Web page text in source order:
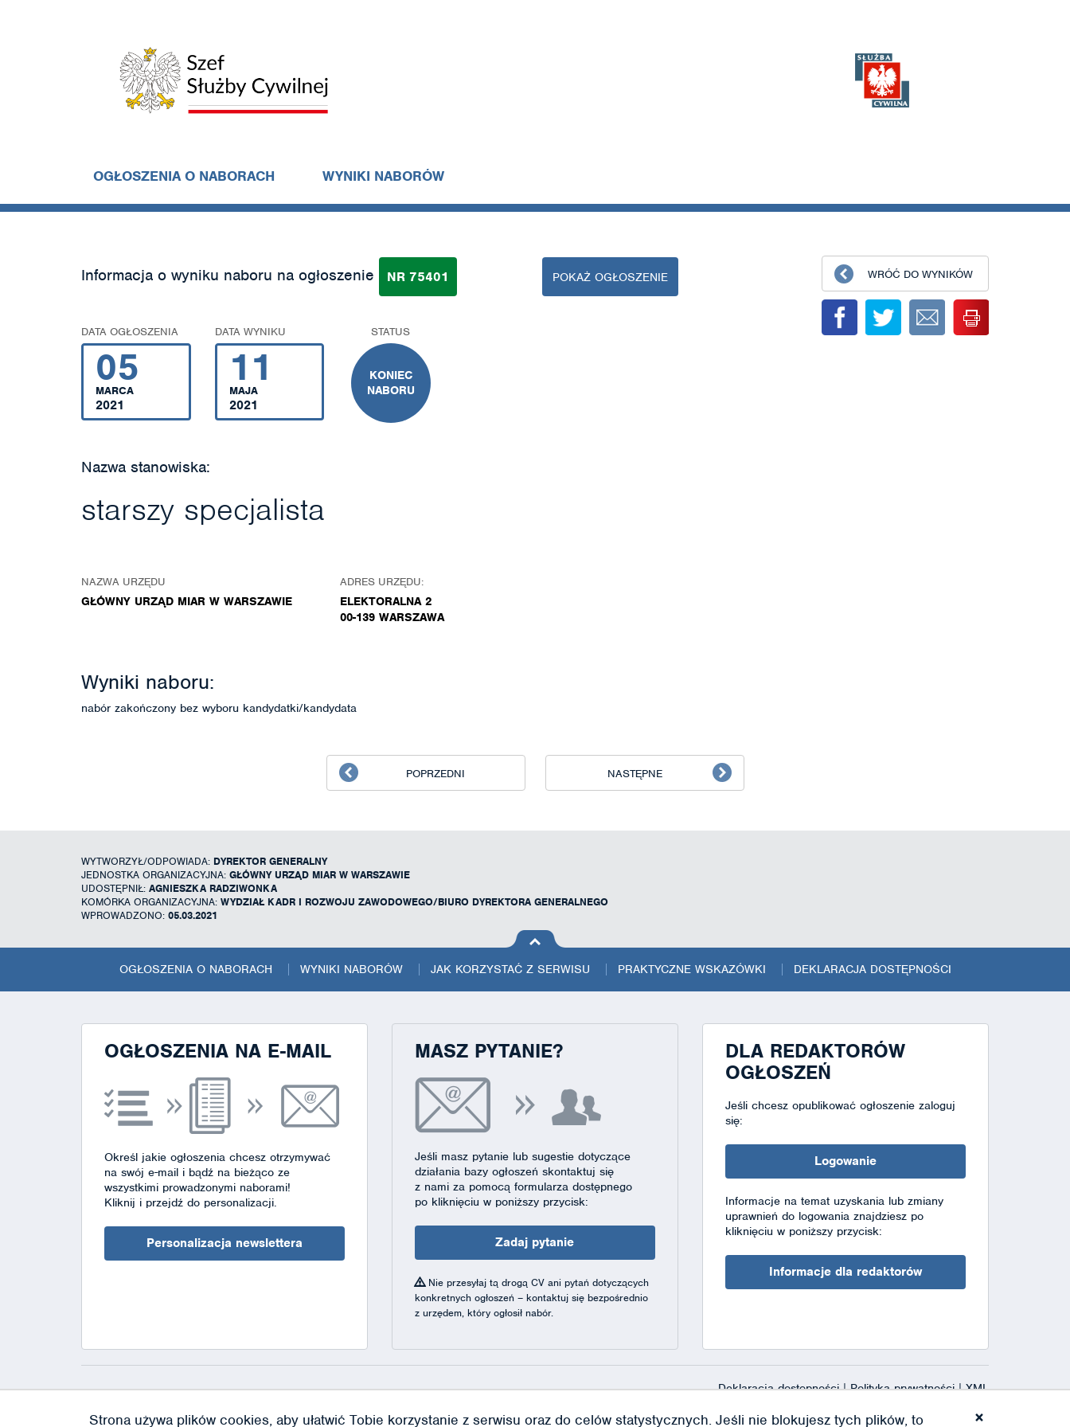
OGŁOSZENIA O NABORACH WYNIKI NABORÓW
Informacja o wyniku naboru na ogłoszenie NR 75401 POKAŻ OGŁOSZENIE
DATA OGŁOSZENIA
05
MARCA
2021
DATA WYNIKU
11
MAJA
2021
STATUS
KONIEC
NABORU
Nazwa stanowiska:
starszy specjalista
NAZWA URZĘDU
GŁÓWNY URZĄD MIAR W WARSZAWIE
ADRES URZĘDU:
ELEKTORALNA 2
00-139 WARSZAWA
Wyniki naboru:
nabór zakończony bez wyboru kandydatki/kandydata
WRÓĆ DO WYNIKÓW
POPRZEDNI NASTĘPNE
WYTWORZYŁ/ODPOWIADA: DYREKTOR GENERALNY
JEDNOSTKA ORGANIZACYJNA: GŁÓWNY URZĄD MIAR W WARSZAWIE
UDOSTĘPNIŁ: AGNIESZKA RADZIWONKA
KOMÓRKA ORGANIZACYJNA: WYDZIAŁ KADR I ROZWOJU ZAWODOWEGO/BIURO DYREKTORA GENERALNEGO
WPROWADZONO: 05.03.2021
na górę
strony
OGŁOSZENIA O NABORACH WYNIKI NABORÓW JAK KORZYSTAĆ Z SERWISU PRAKTYCZNE WSKAZÓWKI DEKLARACJA DOSTĘPNOŚCI
OGŁOSZENIA NA E-MAIL
Określ jakie ogłoszenia chcesz otrzymywać
na swój e-mail i bądź na bieżąco ze
wszystkimi prowadzonymi naborami!
Kliknij i przejdź do personalizacji.
Personalizacja newslettera
MASZ PYTANIE?
Jeśli masz pytanie lub sugestie dotyczące
działania bazy ogłoszeń skontaktuj się
z nami za pomocą formularza dostępnego
po kliknięciu w poniższy przycisk:
Zadaj pytanie
Nie przesyłaj tą drogą CV ani pytań dotyczących
konkretnych ogłoszeń – kontaktuj się bezpośrednio
z urzędem, który ogłosił nabór.
DLA REDAKTORÓW
OGŁOSZEŃ
Jeśli chcesz opublikować ogłoszenie zaloguj
się:
Logowanie
Informacje na temat uzyskania lub zmiany
uprawnień do logowania znajdziesz po
kliknięciu w poniższy przycisk:
Informacje dla redaktorów
Deklaracja dostępności|Polityka prywatności|XML
Strona używa plików cookies, aby ułatwić Tobie korzystanie z serwisu oraz do celów statystycznych. Jeśli nie blokujesz tych plików, to ×